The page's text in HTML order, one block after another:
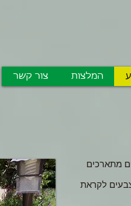
צור קשר המלצות
מתארכים
לקראת